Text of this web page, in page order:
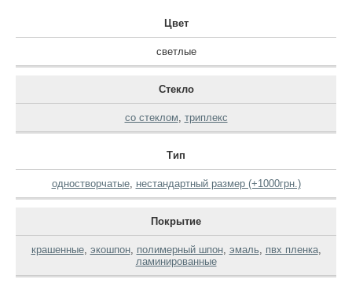
Цвет
светлые
Стекло
со стеклом, триплекс
Тип
одностворчатые, нестандартный размер (+1000грн.)
Покрытие
крашенные, экошпон, полимерный шпон, эмаль, пвх пленка,
ламинированные